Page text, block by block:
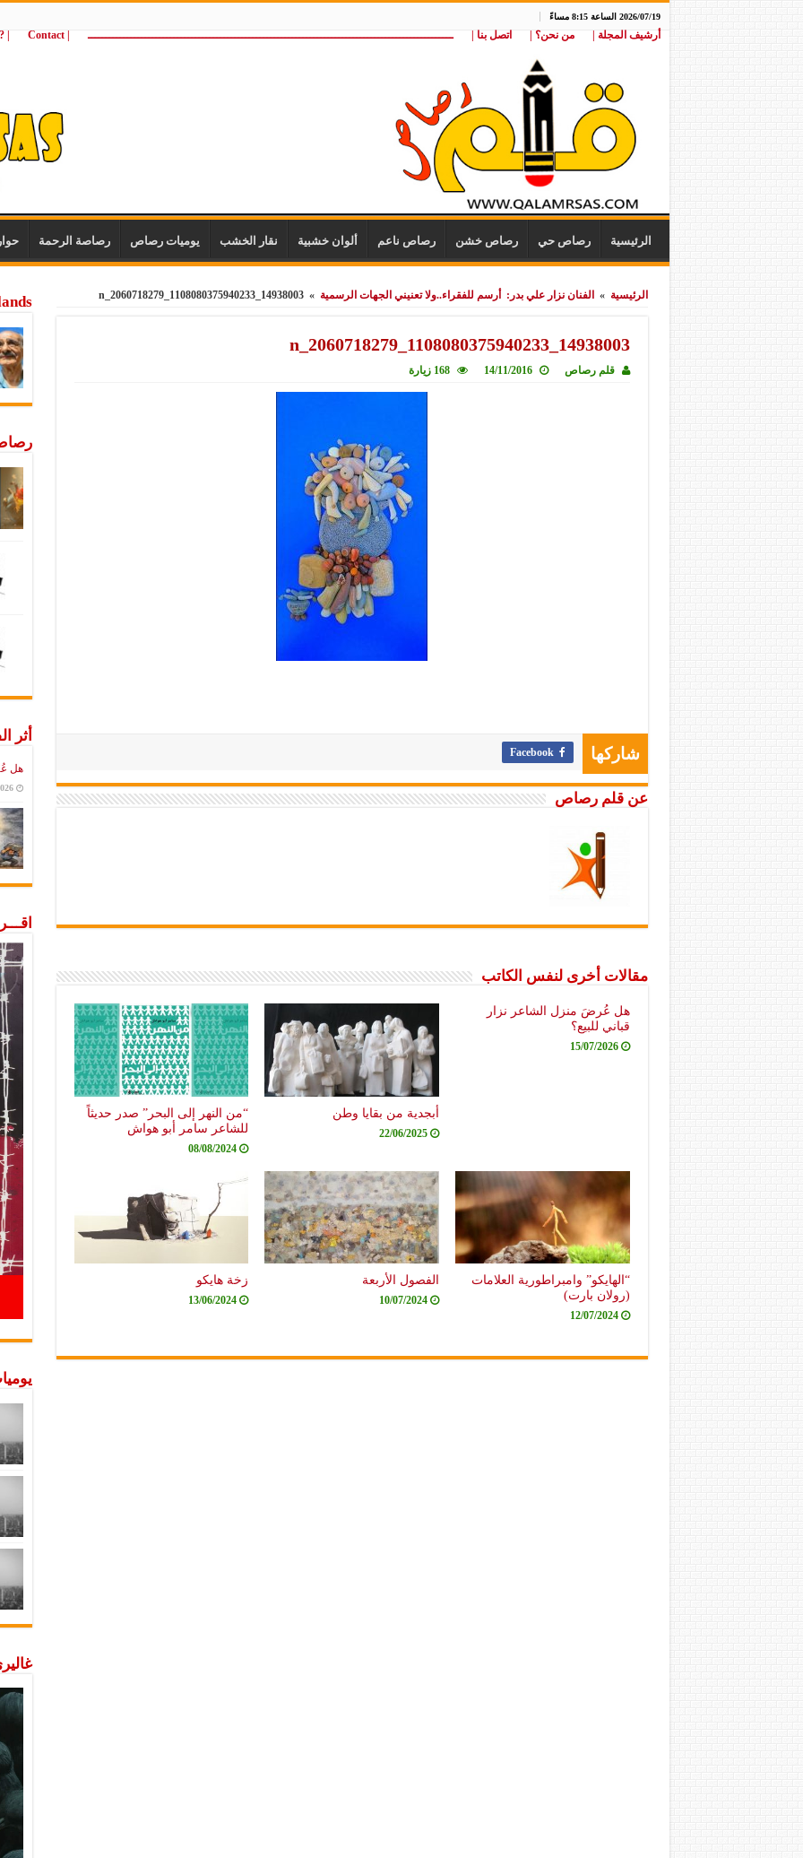
2026/07/19 الساعة 8:15 مساءً
أرشيف المجلة | من نحن؟ | اتصل بنا | ــــــــــــــــــــــــــــــــــــــــــــــــــــــــــــــــــــــــــــــــــــــــــــــــــــــ | Contact
wij
الرئيسية رصاص حي رصاص خشن رصاص ناعم ألوان خشبية نقار الخشب يوميات رصاص رصاصة الرحمة
الرئيسية » الفنان نزار علي بدر: أرسم للفقراء..ولا تعنيني الجهات الرسمية »
14938003_1108080375940233_2060718279_n
14938003_1108080375940233_2060718279_n
قلم رصاص 14/11/2016 168 زيارة
شاركها Facebook
عن قلم رصاص
مقالات أخرى لنفس الكاتب
هل عُرضَ منزل الشاعر نزار
قباني للبيع؟
15/07/2026
أبجدية من بقايا وطن
22/06/2025
“من النهر إلى البحر” صدر حديثاً
للشاعر سامر أبو هواش
08/08/2024
“الهايكو” وامبراطورية العلامات
(رولان بارت)
12/07/2024
الفصول الأربعة
10/07/2024
زخة هايكو
13/06/2024
أثر
هل